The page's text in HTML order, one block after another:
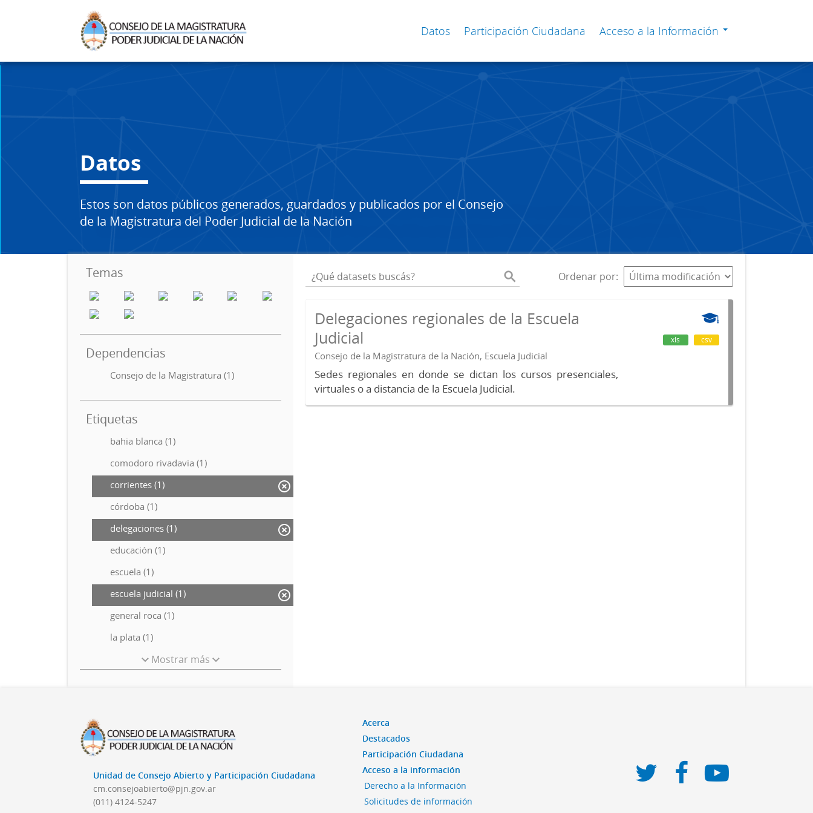
Datos Participación Ciudadana Acceso a la Información
Datos
Estos son datos públicos generados, guardados y publicados por el Consejo
de la Magistratura del Poder Judicial de la Nación
Temas
Dependencias
Consejo de la Magistratura (1)
Etiquetas
bahia blanca (1)
comodoro rivadavia (1)
corrientes (1)
córdoba (1)
delegaciones (1)
educación (1)
escuela (1)
escuela judicial (1)
general roca (1)
la plata (1)
Mostrar más
Ordenar por
Delegaciones regionales de la Escuela
Judicial
Consejo de la Magistratura de la Nación, Escuela Judicial
Sedes regionales en donde se dictan los cursos presenciales,
virtuales o a distancia de la Escuela Judicial.
xls csv
Unidad de Consejo Abierto y Participación Ciudadana
cm.consejoabierto@pjn.gov.ar
(011) 4124-5247
Acerca
Destacados
Participación Ciudadana
Acceso a la información
Derecho a la Información
Solicitudes de información